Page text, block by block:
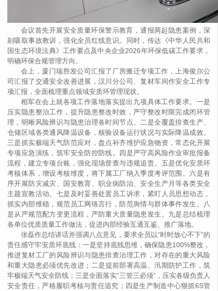
会议首先开展安全质量环保警示教育，通报两起隐患案例，深
刻吸取事故教训，强化全员红线意识。同时，传达《中华人民共和
国生态环境法典》工作要点及中央企业2026年环保低碳工作要求，
明确环保合规管理方向。
会上，厦门瑞胜发公司汇报了厂房搬迁专项工作，上海俊尔公
司汇报了交通安全改善进展，汉川分公司、复材车间作安全工作专
项汇报，全面梳理重点领域安质环管理现状。
相军在会上就各项工作落地落实提出九项具体工作要求。一是
压实隐患整治工作，提升隐患整改时效，严守整改时限完成闭环管
理，明晰风险辨识与隐患治理各时间节点。二是全覆盖排查生产、
仓储区域各类通风降温设备，核验设备运行状况与实际降温成效。
三是抓实极端天气防范应对，盘点补齐维护应急物资，常态化开展
专项应急演练，筑牢安全防控防线。四是严守高风险作业审批报备
流程，建立专项台账，强化现场督查与违规追责。五是优化安质环
考核体系，增设考核维度，将下属工厂纳入季度考评范围。六是有
序开展防灾减灾、国安教育、职业病防治、安全生产月等各类安全
主题宣教活动。七是及时妥善处置员工诉求，紧盯人员思想动态，
抓实内部维稳，规范员工网络言行，防范舆情与群体事件发生。八
是从严规范配方变更流程，严防重大质量隐患发生。九是总结梳理
各单位优质质量工作做法，促进内部经验互通互鉴、推广落地。
张磊作总结讲话并强调八点意见，要求全员以“时时放心不下”的
责任感守牢安质环底线：一是坚持底线思维，确保隐患100%整改，
推进复材工厂的风险辨识与隐患排查治理工作，对存在的重大风险
和重大隐患必须优先改进；二是提前部署高温、汛期防护工作，筑
牢极端天气安全防线；三是全面落实“三管三必须”，压实各级负责人
安全责任，严格履职考核与责任追究；四是生产制造中心狠抓6S管